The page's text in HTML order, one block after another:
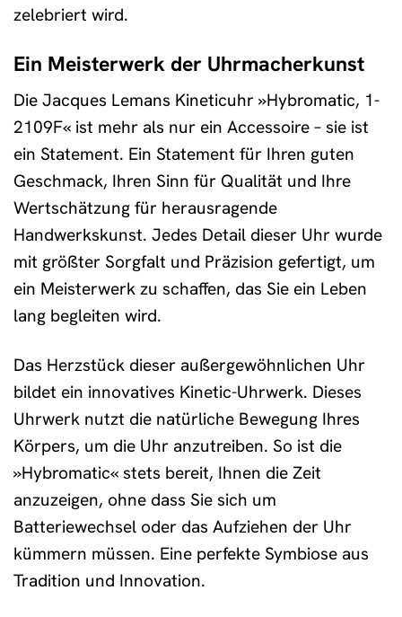
zelebriert wird.
Ein Meisterwerk der Uhrmacherkunst
Die Jacques Lemans Kineticuhr »Hybromatic, 1-
2109F« ist mehr als nur ein Accessoire – sie ist
ein Statement. Ein Statement für Ihren guten
Geschmack, Ihren Sinn für Qualität und Ihre
Wertschätzung für herausragende
Handwerkskunst. Jedes Detail dieser Uhr wurde
mit größter Sorgfalt und Präzision gefertigt, um
ein Meisterwerk zu schaffen, das Sie ein Leben
lang begleiten wird.
Das Herzstück dieser außergewöhnlichen Uhr
bildet ein innovatives Kinetic-Uhrwerk. Dieses
Uhrwerk nutzt die natürliche Bewegung Ihres
Körpers, um die Uhr anzutreiben. So ist die
»Hybromatic« stets bereit, Ihnen die Zeit
anzuzeigen, ohne dass Sie sich um
Batteriewechsel oder das Aufziehen der Uhr
kümmern müssen. Eine perfekte Symbiose aus
Tradition und Innovation.